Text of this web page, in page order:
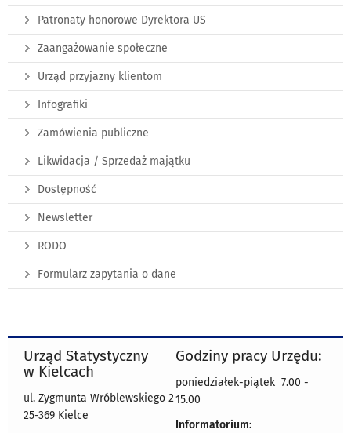
Patronaty honorowe Dyrektora US
Zaangażowanie społeczne
Urząd przyjazny klientom
Infografiki
Zamówienia publiczne
Likwidacja / Sprzedaż majątku
Dostępność
Newsletter
RODO
Formularz zapytania o dane
Urząd Statystyczny
w Kielcach
ul. Zygmunta Wróblewskiego 2
25-369 Kielce
Godziny pracy Urzędu:
poniedziałek-piątek 7.00 -
15.00
Informatorium: